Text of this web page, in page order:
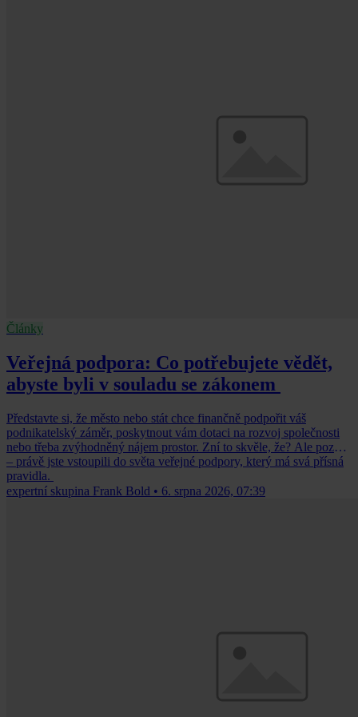
Články
Veřejná podpora: Co potřebujete vědět,
abyste byli v souladu se zákonem
Představte si, že město nebo stát chce finančně podpořit váš
podnikatelský záměr, poskytnout vám dotaci na rozvoj společnosti
nebo třeba zvýhodněný nájem prostor. Zní to skvěle, že? Ale pozor
– právě jste vstoupili do světa veřejné podpory, který má svá přísná
pravidla.
expertní skupina Frank Bold • 6. srpna 2026, 07:39